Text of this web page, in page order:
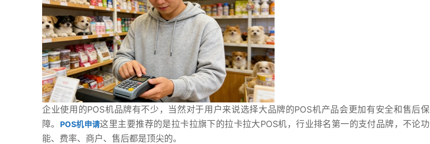
企业使用的POS机品牌有不少，当然对于用户来说选择大品牌的POS机产品会更加有安全和售后保
障。 POS机申请这里主要推荐的是拉卡拉旗下的拉卡拉大POS机，行业排名第一的支付品牌，不论功
能、费率、商户、售后都是顶尖的。